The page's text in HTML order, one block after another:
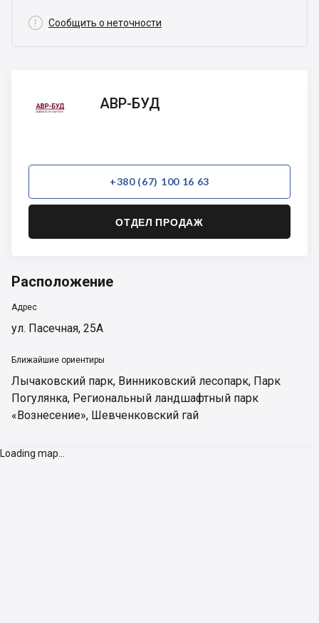
 Сообщить о неточности
БУД
АВР-БУД
+380 (67) 100 16 63
ОТДЕЛ ПРОДАЖ
Расположение
Адрес
ул. Пасечная, 25А
Ближайшие ориентиры
Лычаковский парк, Винниковский лесопарк, Парк
Погулянка, Региональный ландшафтный парк
«Вознесение», Шевченковский гай
Loading map...